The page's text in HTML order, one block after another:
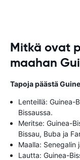
Mitkä ovat
maahan
Tapoja päästä
Lenteillä: Guinea-
Bissaussa.
Meritse: Guinea-
Bissau, Buba ja
Maalla: Senegalin
Lautta: Guinea-